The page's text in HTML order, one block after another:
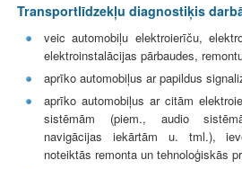
Transportlīdzekļu diagnostiķis
veic automobiļu elektroierīču,
elektroinstalācijas pārbaudes,
aprīko automobiļus ar papildus
aprīko automobiļus ar citām
sistēmām (piem., audio
navigācijas iekārtām u. tml.),
noteiktās remonta un tehnoloģiskās